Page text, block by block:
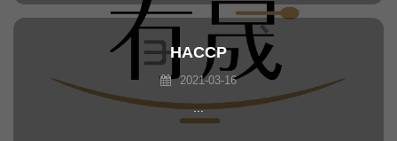
HACCP
2021-03-16
...